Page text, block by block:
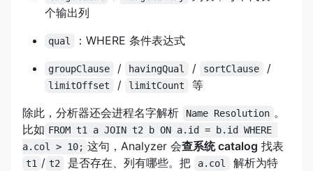
个输出列
qual ：WHERE 条件表达式
groupClause / havingQual / sortClause /
limitOffset / limitCount
等
除此，分析器还会进程名字解析
Name Resolution 。
比如 FROM t1 a JOIN t2 b ON a.id = b.id WHERE
a.col > 10; 这句，Analyzer 会查系统 catalog 找表
t1 / t2 是否存在、列有哪些。把 a.col
解析为特